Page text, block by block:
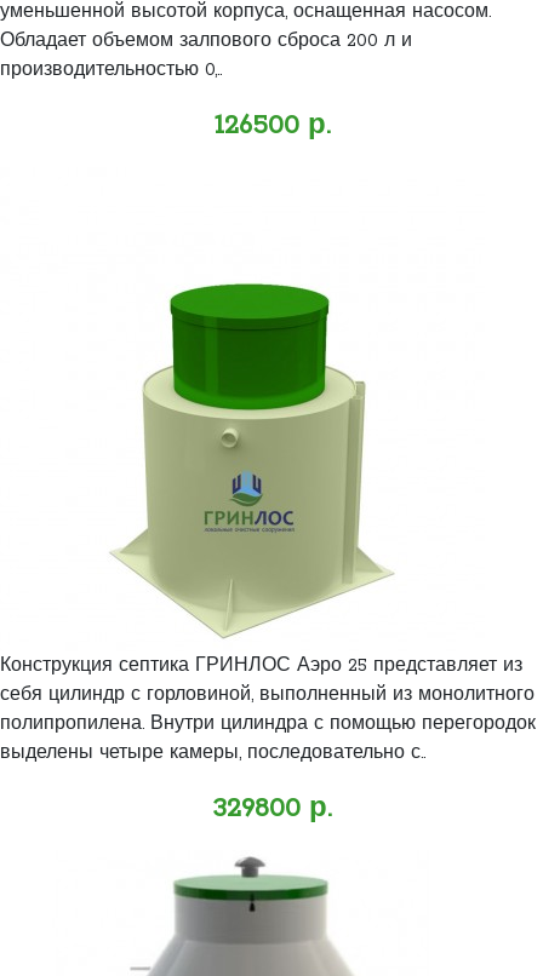
уменьшенной высотой корпуса, оснащенная насосом.
Обладает объемом залпового сброса 200 л и
производительностью 0,..
126500 р.
Конструкция септика ГРИНЛОС Аэро 25 представляет из
себя цилиндр с горловиной, выполненный из монолитного
полипропилена. Внутри цилиндра с помощью перегородок
выделены четыре камеры, последовательно с..
329800 р.